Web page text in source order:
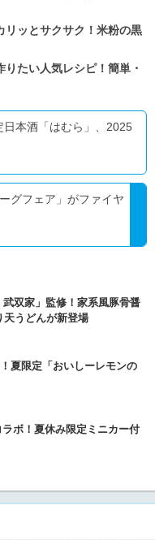
リッとサクサク！米粉の黒
たい人気レシピ！簡単・
本酒「はむら」、2025
グフェア」がファイヤ
双家」監修！家系風豚骨醤
天うどんが新登場
夏限定「おいしーレモンの
ボ！夏休み限定ミニカー付